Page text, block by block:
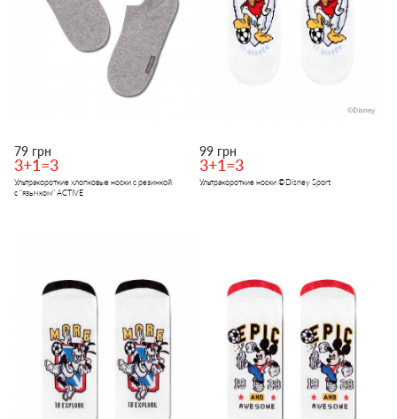
79 грн
3+1=3
Ультракороткие хлопковые носки с резинкой
с "язычком" ACTIVE
99 грн
3+1=3
Ультракороткие носки ©Disney Sport